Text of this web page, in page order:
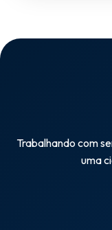
Trabalhando com
uma